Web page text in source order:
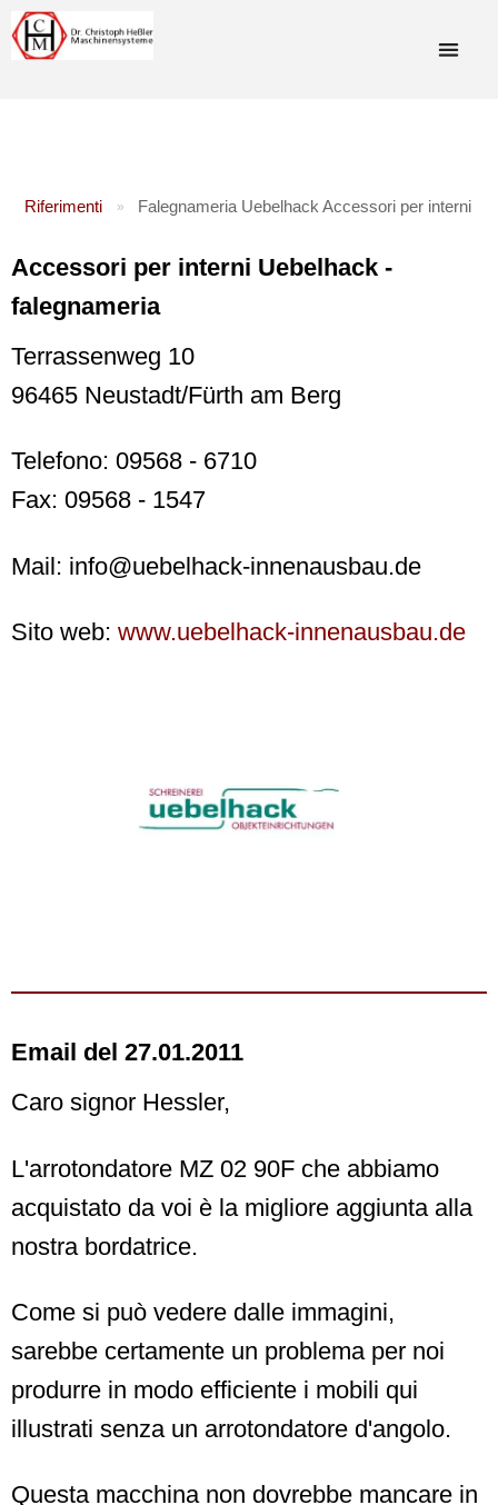
Riferimenti » Falegnameria Uebelhack Accessori per interni
Accessori per interni Uebelhack -
falegnameria
Terrassenweg 10
96465 Neustadt/Fürth am Berg
Telefono: 09568 - 6710
Fax: 09568 - 1547
Mail: info@uebelhack-innenausbau.de
Sito web: www.uebelhack-innenausbau.de
Email del 27.01.2011
Caro signor Hessler,
L'arrotondatore MZ 02 90F che abbiamo
acquistato da voi è la migliore aggiunta alla
nostra bordatrice.
Come si può vedere dalle immagini,
sarebbe certamente un problema per noi
produrre in modo efficiente i mobili qui
illustrati senza un arrotondatore d'angolo.
Questa macchina non dovrebbe mancare in